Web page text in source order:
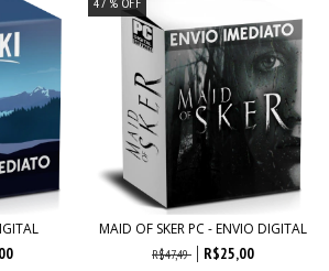
MAID OF SKER PC - ENVIO DIGITAL
R$47,49 R$25,00